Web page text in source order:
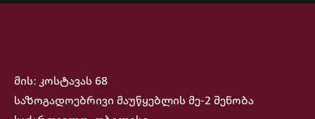
მის: კოსტავას 68
საზოგადოებრივი მაუწყებლის მე-2 შენობა